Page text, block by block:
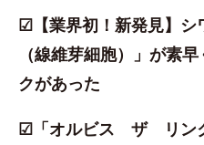
☑【業界初！新発見】シ
（線維芽細胞）」が素
クがあった
☑「オルビス ザ リン